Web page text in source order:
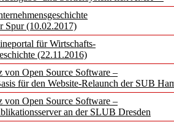
Spur (10.02.2017)
für Wirtschafts-
(22.11.2016)
von Open Source Software –
für den Website-Relaunch der SUB
von Open Source Software –
an der SLUB Dresden
Teil der
für